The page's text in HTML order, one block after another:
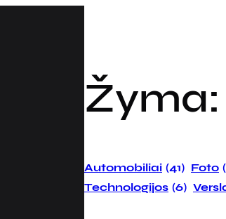
Žyma:
Automobiliai (41) Foto
Technologijos (6)